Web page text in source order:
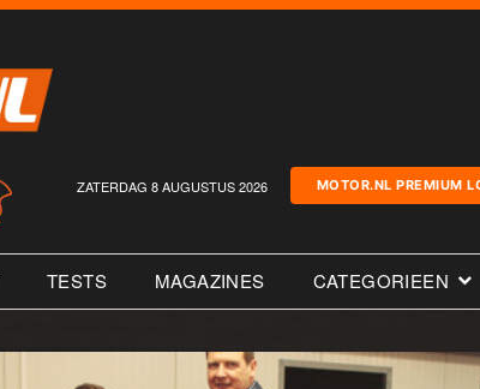
ZATERDAG 8 AUGUSTUS 2026 MOTOR.NL PREMIUM
TESTS MAGAZINES CATEGORIEEN